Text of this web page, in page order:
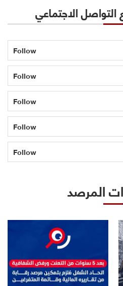
التواصل الاجتماعي
Follow
Follow
Follow
Follow
Follow
المرصد